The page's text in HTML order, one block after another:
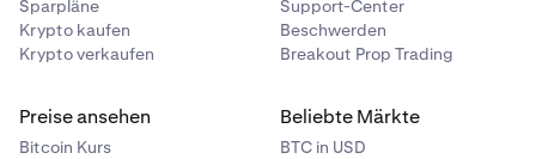
Sparpläne
Krypto kaufen
Krypto verkaufen
Support-Center
Beschwerden
Breakout Prop Trading
Preise ansehen
Bitcoin Kurs
Beliebte Märkte
BTC in USD